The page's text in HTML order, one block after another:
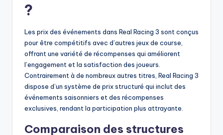
?
Les prix des événements dans Real Racing 3 sont conçus
pour être compétitifs avec d’autres jeux de course,
offrant une variété de récompenses qui améliorent
l’engagement et la satisfaction des joueurs.
Contrairement à de nombreux autres titres, Real Racing 3
dispose d’un système de prix structuré qui inclut des
événements saisonniers et des récompenses
exclusives, rendant la participation plus attrayante.
Comparaison des structures